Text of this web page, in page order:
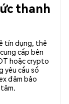
thanh
tín dụng, thẻ
cấp bên
hoặc crypto
yêu cầu số
đảm bảo